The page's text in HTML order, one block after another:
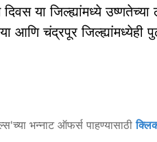
या जिल्ह्यांमध्ये
आणि चंद्रपूर जिल्ह्यांमध्येही
भन्नाट ऑफर्स पाहण्यासाठी